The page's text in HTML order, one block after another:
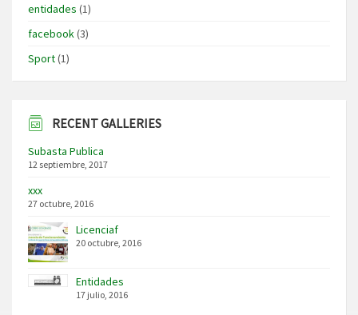
entidades (1)
facebook(3)
Sport(1)
RECENT GALLERIES
Subasta Publica
12 septiembre, 2017
xxx
27 octubre, 2016
Licenciaf
20 octubre, 2016
Entidades
17 julio, 2016